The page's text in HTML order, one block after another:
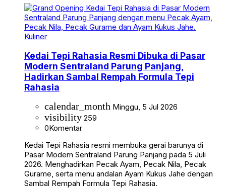
Kuliner
Kedai Tepi Rahasia Resmi Dibuka di Pasar
Modern Sentraland Parung Panjang,
Hadirkan Sambal Rempah Formula Tepi
Rahasia
calendar_month Minggu, 5 Jul 2026
visibility 259
0Komentar
Kedai Tepi Rahasia resmi membuka gerai barunya di
Pasar Modern Sentraland Parung Panjang pada 5 Juli
2026. Menghadirkan Pecak Ayam, Pecak Nila, Pecak
Gurame, serta menu andalan Ayam Kukus Jahe dengan
Sambal Rempah Formula Tepi Rahasia.